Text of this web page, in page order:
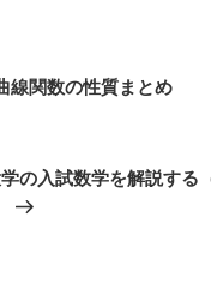
線関数の性質まとめ
の入試数学を解説する